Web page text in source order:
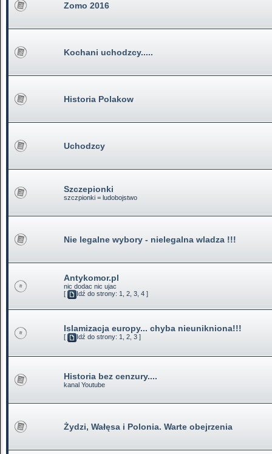
Zomo 2016
Kochani uchodzcy.....
Historia Polakow
Uchodzcy
Szczepionki
szczpionki = ludobojstwo
Nie legalne wybory - nielegalna wladza !!!
Antykomor.pl
nic dodac nic ujac
[
Idź do strony: 1, 2, 3, 4 ]
Islamizacja europy... chyba nieunikniona!!!
[ Idź do strony: 1, 2, 3 ]
Historia bez cenzury....
kanal Youtube
Żydzi, Wałęsa i Polonia. Warte obejrzenia